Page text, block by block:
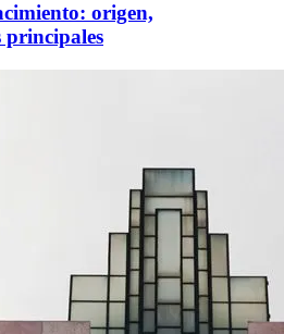
origen,
principales